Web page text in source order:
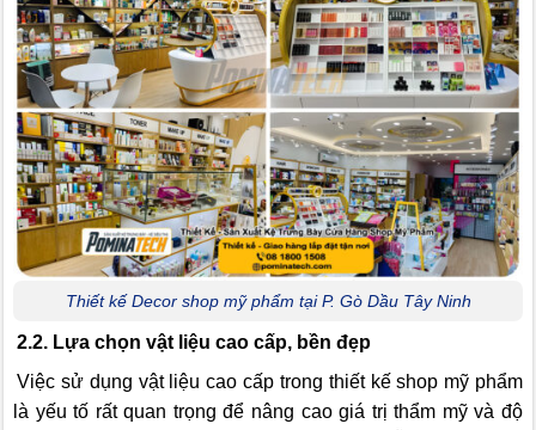
Thiết kế Decor shop mỹ phẩm tại P. Gò Dầu Tây Ninh
2.2. Lựa chọn vật liệu cao cấp, bền đẹp
Việc sử dụng vật liệu cao cấp trong thiết kế shop mỹ phẩm
là yếu tố rất quan trọng để nâng cao giá trị thẩm mỹ và độ